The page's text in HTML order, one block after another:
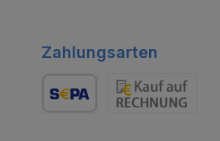
Zahlungsarten